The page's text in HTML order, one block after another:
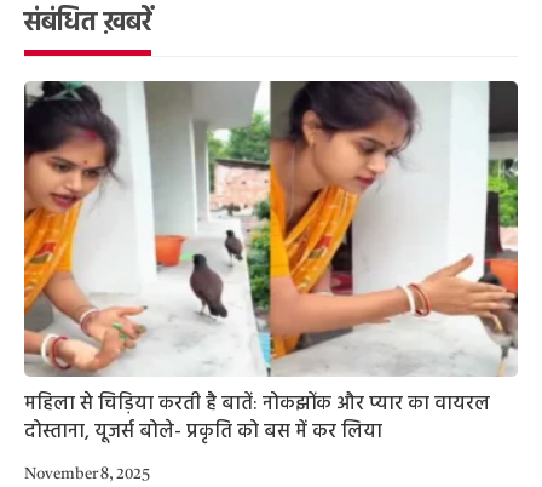
संबंधित ख़बरें
महिला से चिड़िया करती है बातें: नोकझोंक और प्यार का वायरल
दोस्ताना, यूजर्स बोले- प्रकृति को बस में कर लिया
November 8, 2025